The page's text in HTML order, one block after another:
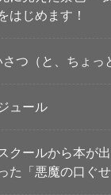
はじめます！
つ（と、ちょっ
ュール
クールから本が
た「悪魔の口ぐせ